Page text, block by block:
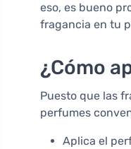
eso, es bueno
fragancia en tu
¿Cómo
Puesto que las
perfumes
Aplica el